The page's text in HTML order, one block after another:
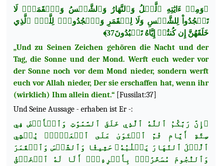
﴿وَمِنۡ ءَايَٰتِهِ ٱلَّيۡلُ وَٱلنَّهَارُ وَٱلشَّمۡسُ وَٱلۡقَمَرُۚ لَا
تَسۡجُدُواْ لِلشَّمۡسِ وَلَا لِلۡقَمَرِ وَٱسۡجُدُواْۤ لِلَّهِۤ ٱلَّذِي
خَلَقَهُنَّ إِن كُنتُمۡ إِيَّاهُ تَعۡبُدُونَ37﴾
„Und zu Seinen Zeichen gehören die Nacht und der
Tag, die Sonne und der Mond. Werft euch weder vor
der Sonne noch vor dem Mond nieder, sondern werft
euch vor Allah nieder, Der sie erschaffen hat, wenn ihr
(wirklich) Ihm allein dient.“[Fussilat:37]
Und Seine Aussage - erhaben ist Er -:
﴿إِنَّ رَبَّكُمُ ٱللَّهُ ٱلَّذِي خَلَقَ ٱلسَّمَٰوَٰتِ وَٱلۡأَرۡضَ فِي
سِتَّةِ أَيَّامٖ ثُمَّ ٱسۡتَوَىٰ عَلَى ٱلۡعَرۡشِۖ يُغۡشِي
ٱلَّيۡلَ ٱلنَّهَارَ يَطۡلُبُهُۥ حَثِيثٗا وَٱلشَّمۡسَ وَٱلۡقَمَرَ
وَٱلنُّجُومَ مُسَخَّرَٰتِۭ بِأَمۡرِهِۦٓۗ أَلَا لَهُ ٱلۡخَلۡقُ